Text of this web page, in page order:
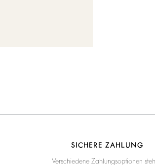
SICHERE ZAHLUNG
Verschiedene Zahlungsoptionen